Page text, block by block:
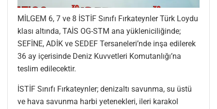
MİLGEM 6, 7 ve 8 İSTİF Sınıfı Fırkateynler Türk Loydu
klası altında, TAİS OG-STM ana yükleniciliğinde;
SEFİNE, ADİK ve SEDEF Tersaneleri’nde inşa edilerek
36 ay içerisinde Deniz Kuvvetleri Komutanlığı’na
teslim edilecektir.
İSTİF Sınıfı Fırkateynler; denizaltı savunma, su üstü
ve hava savunma harbi yetenekleri, ileri karakol